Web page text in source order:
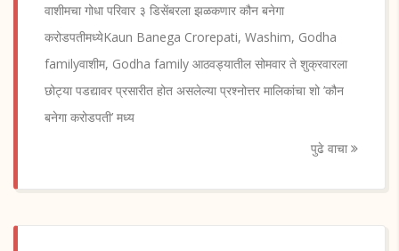
वाशीमचा गोधा परिवार ३ डिसेंबरला झळकणार कौन बनेगा
करोडपतीमध्येKaun Banega Crorepati, Washim, Godha
familyवाशीम, Godha family आठवड्यातील सोमवार ते शुक्रवारला
छोट्या पडद्यावर प्रसारीत होत असलेल्या प्रश्नोत्तर मालिकांचा शो ’कौन
बनेगा करोडपती’ मध्य
पुढे वाचा